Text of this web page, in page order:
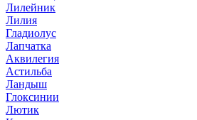
Лилейник
Лилия
Гладиолус
Лапчатка
Аквилегия
Астильба
Ландыш
Глоксинии
Лютик